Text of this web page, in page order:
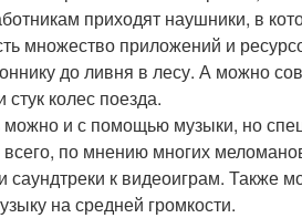
приходят наушники, в
множество приложений и
до ливня в лесу. А можно
стук колес поезда.
и с помощью музыки, но
по мнению многих
саундтреки к видеоиграм. Также
на средней громкости.